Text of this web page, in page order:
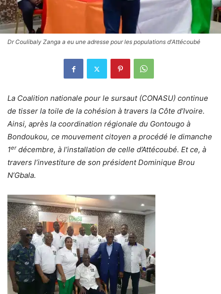
Dr Coulibaly Zanga a eu une adresse pour les populations d'Attécoubé
La Coalition nationale pour le sursaut (CONASU) continue
de tisser la toile de la cohésion à travers la Côte d’Ivoire.
Ainsi, après la coordination régionale du Gontougo à
Bondoukou, ce mouvement citoyen a procédé le dimanche
1erdécembre, à l’installation de celle d’Attécoubé. Et ce, à
travers l’investiture de son président Dominique Brou
N’Gbala.